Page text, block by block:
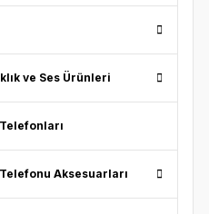
ve Ses Ürünleri
Aksesuarları